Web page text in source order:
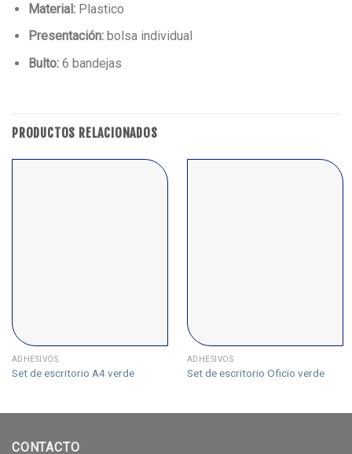
Material:Plastico
Presentación:bolsa individual
Bulto:6 bandejas
PRODUCTOS RELACIONADOS
ADHESIVOS
Set de escritorio A4 verde
ADHESIVOS
Set de escritorio Oficio verde
CONTACTO